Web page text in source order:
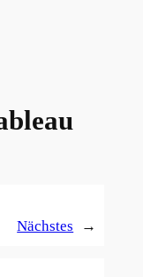
Nächstes
→